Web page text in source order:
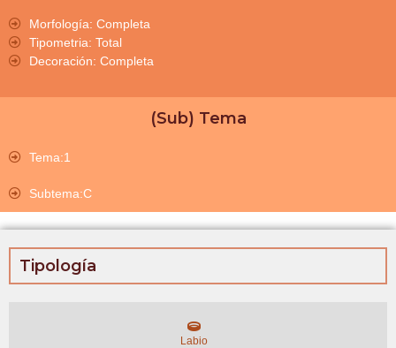
Morfología: Completa
Tipometria: Total
Decoración: Completa
(Sub) Tema
Tema:1
Subtema:C
Tipología
Labio